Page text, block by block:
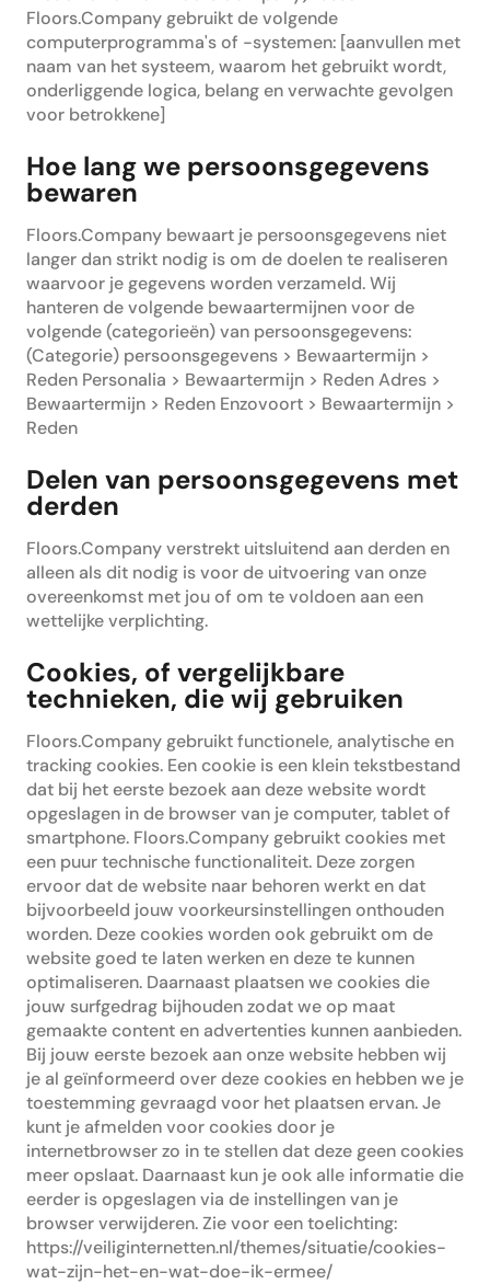
Floors.Company gebruikt de volgende
computerprogramma's of -systemen: [aanvullen met
naam van het systeem, waarom het gebruikt wordt,
onderliggende logica, belang en verwachte gevolgen
voor betrokkene]
Hoe lang we persoonsgegevens
bewaren
Floors.Company bewaart je persoonsgegevens niet
langer dan strikt nodig is om de doelen te realiseren
waarvoor je gegevens worden verzameld. Wij
hanteren de volgende bewaartermijnen voor de
volgende (categorieën) van persoonsgegevens:
(Categorie) persoonsgegevens > Bewaartermijn >
Reden Personalia > Bewaartermijn > Reden Adres >
Bewaartermijn > Reden Enzovoort > Bewaartermijn >
Reden
Delen van persoonsgegevens met
derden
Floors.Company verstrekt uitsluitend aan derden en
alleen als dit nodig is voor de uitvoering van onze
overeenkomst met jou of om te voldoen aan een
wettelijke verplichting.
Cookies, of vergelijkbare
technieken, die wij gebruiken
Floors.Company gebruikt functionele, analytische en
tracking cookies. Een cookie is een klein tekstbestand
dat bij het eerste bezoek aan deze website wordt
opgeslagen in de browser van je computer, tablet of
smartphone. Floors.Company gebruikt cookies met
een puur technische functionaliteit. Deze zorgen
ervoor dat de website naar behoren werkt en dat
bijvoorbeeld jouw voorkeursinstellingen onthouden
worden. Deze cookies worden ook gebruikt om de
website goed te laten werken en deze te kunnen
optimaliseren. Daarnaast plaatsen we cookies die
jouw surfgedrag bijhouden zodat we op maat
gemaakte content en advertenties kunnen aanbieden.
Bij jouw eerste bezoek aan onze website hebben wij
je al geïnformeerd over deze cookies en hebben we je
toestemming gevraagd voor het plaatsen ervan. Je
kunt je afmelden voor cookies door je
internetbrowser zo in te stellen dat deze geen cookies
meer opslaat. Daarnaast kun je ook alle informatie die
eerder is opgeslagen via de instellingen van je
browser verwijderen. Zie voor een toelichting:
https://veiliginternetten.nl/themes/situatie/cookies-
wat-zijn-het-en-wat-doe-ik-ermee/